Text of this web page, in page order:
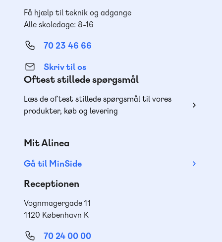
Få hjælp til teknik og adgange
Alle skoledage: 8-16
70 23 46 66
Skriv til os
Oftest stillede spørgsmål
Læs de oftest stillede spørgsmål til vores
produkter, køb og levering
Mit Alinea
Gå til MinSide
Receptionen
Vognmagergade 11
1120 København K
70 24 00 00